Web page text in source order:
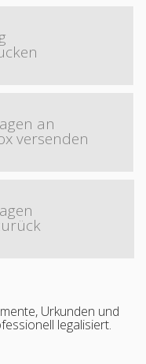
an
versenden
Urkunden und
legalisiert.